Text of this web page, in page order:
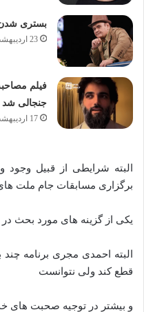
بستری شدن
23 اردیبهشت 1405
فیلم
جنجالی شد
17 اردیبهشت 1405
البته شرایطی از قبیل
برگزاری مسابقات جام ملت
یکی از گزینه ‌های مورد بحث
البته احمدی مجری برنامه
قطع کند ولی نتوانست
و بیشتر در توجیه صحبت های